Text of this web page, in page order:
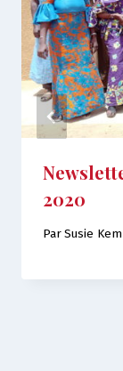
2020
ParSusie